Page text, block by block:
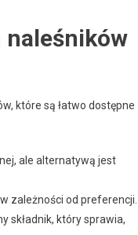
naleśników
które są łatwo dostępne
ale alternatywą jest
zależności od preferencji.
składnik, który sprawia,